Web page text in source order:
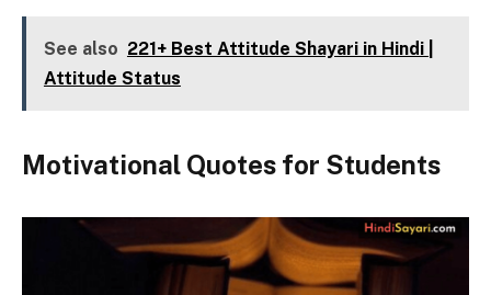
See also 221+ Best Attitude Shayari in Hindi |
Attitude Status
Motivational Quotes for Students